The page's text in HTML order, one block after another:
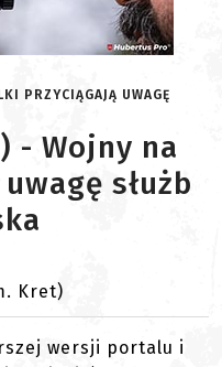
PRZYCIĄGAJĄ UWAGĘ
- Wojny na
służb
Kret)
wersji portalu i